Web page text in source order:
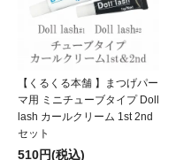
【くるくる本舗 】まつげパー
マ用 ミニチューブタイプ Doll
lash カールクリーム 1st 2nd
セット
510円(税込)